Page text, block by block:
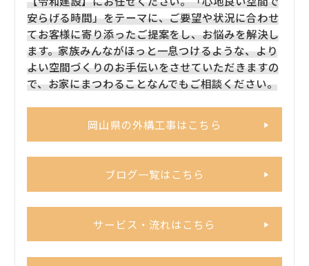
安らげる時間」をテーマに、ご要望や状況に合わせ
てお客様に寄り添ったご提案をし、お悩みを解決し
ます。家族みんながほっと一息つけるような、より
よい空間づくりのお手伝いをさせていただきますの
で、お家にまつわることなんでもご相談ください。
岡山県の外構工事はこちら
ブログ一覧はこちら
サービス・流れはこちら